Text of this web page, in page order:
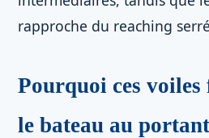
rapproche du reaching
Pourquoi ces
le bateau au portant